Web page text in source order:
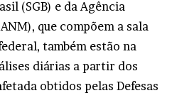
(SGB) e da Agência
que compõem a sala
também estão na
diárias a partir dos
obtidos pelas Defesas